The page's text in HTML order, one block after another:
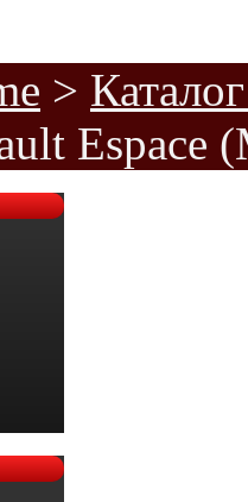
>
Espace